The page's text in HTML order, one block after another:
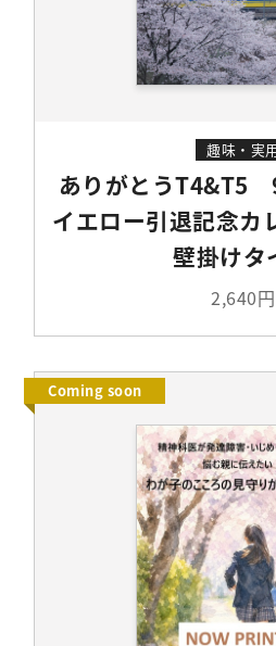
趣味・実
ありがとうT4&T5
イエロー引退記念
壁掛けタ
2,640円
Coming soon